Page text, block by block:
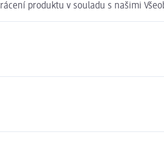
produktu v souladu s našimi